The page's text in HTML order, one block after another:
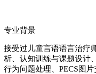
专业背景
接受过儿童言语语言治疗
析、认知训练与课题设计
行为问题处理、PECS图